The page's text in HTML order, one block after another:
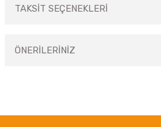
TAKSİT SEÇENEKLERİ
ÖNERİLERİNİZ
Görüş ve önerileriniz için teşekkür ederiz.